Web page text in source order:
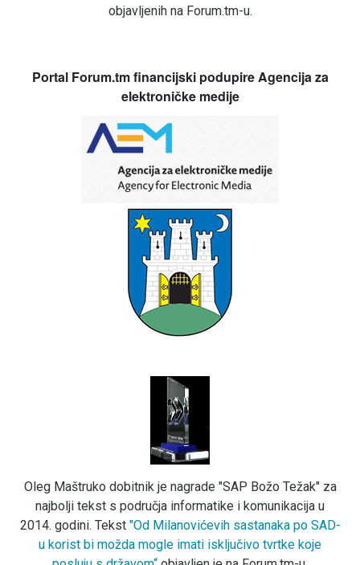
objavljenih na Forum.tm-u.
Portal Forum.tm financijski podupire Agencija za
elektroničke medije
Oleg Maštruko dobitnik je nagrade "SAP Božo Težak" za
najbolji tekst s područja informatike i komunikacija u
2014. godini. Tekst "Od Milanovićevih sastanaka po SAD-
u korist bi možda mogle imati isključivo tvrtke koje